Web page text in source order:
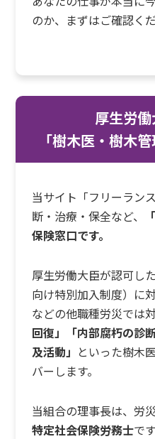
のか、まずはご確認くだ
厚生労
「樹木医・樹木
当サイト「フリーラン
断・治療・保全など、
保険窓口です。
厚生労働大臣が認可し
向け特別加入制度）に
などの他職種労災では
回復」「内部腐朽の診
及活動」 といった樹木
バーします。
当組合の理事長は、労
特定社会保険労務士で